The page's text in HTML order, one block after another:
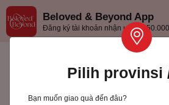
Beloved & Beyond App
Đăng ký tài khoản nhận ưu đãi
TP Hồ Chí Minh
Pilih provinsi
Bạn muốn giao quà đến đâu?